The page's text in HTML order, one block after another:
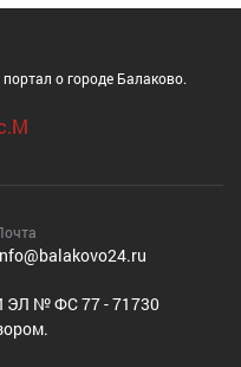
о городе Балаково.
ЭЛ № ФС 77 - 71730